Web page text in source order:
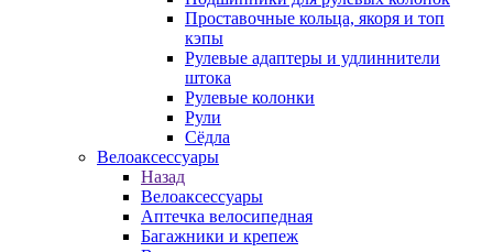
Проставочные кольца, якоря и топ
кэпы
Рулевые адаптеры и удлиннители
штока
Рулевые колонки
Рули
Сёдла
Велоаксессуары
Назад
Велоаксессуары
Аптечка велосипедная
Багажники и крепеж